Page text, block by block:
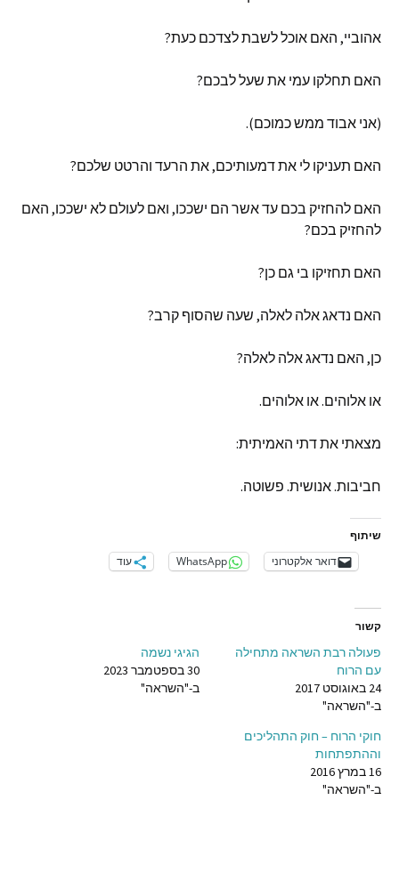
אהוביי, האם אוכללשבתלצדכם כעת?
האם תחלקו עמי את שעללבכם?
(אני אבוד ממשכמוכם).
האם תעניקו לי אתדמעותיכם,את הרעד והרטט שלכם?
האם להחזיק בכם עדאשר הם ישככו, ואם לעולם לא ישככו, האם
להחזיק בכם?
האם תחזיקו בי גם כן?
האם נדאגאלה לאלה, שעה שהסוף קרב?
כן, האם נדאגאלה לאלה?
או אלוהים.או אלוהים.
מצאתי אתדתי האמיתית:
חביבות.אנושית. פשוטה.
שיתוף
דואר אלקטרוני WhatsApp עוד
קשור
פעולה רבת השראה מתחילה
עם הרוח
24 באוגוסט 2017
ב-"השראה"
הגיגי נשמה
30 בספטמבר 2023
ב-"השראה"
חוקי הרוח – חוק התהליכים
וההתפתחות
16 במרץ 2016
ב-"השראה"